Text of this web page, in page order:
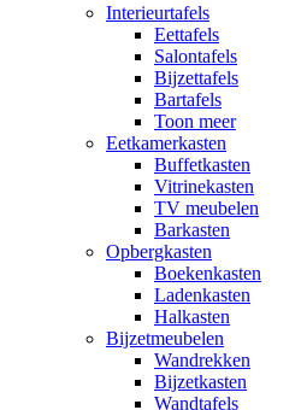
Interieurtafels
Eettafels
Salontafels
Bijzettafels
Bartafels
Toon meer
Eetkamerkasten
Buffetkasten
Vitrinekasten
TV meubelen
Barkasten
Opbergkasten
Boekenkasten
Ladenkasten
Halkasten
Bijzetmeubelen
Wandrekken
Bijzetkasten
Wandtafels